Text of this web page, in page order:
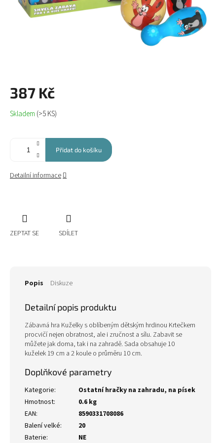
387 Kč
Měrná
cena:
Skladem (>5 KS)
Přidat do košíku
Detailní informace
ZEPTAT SE SDÍLET
Popis Diskuze
Detailní popis produktu
Zábavná hra Kuželky s oblíbeným dětským hrdinou Krtečkem
procvičí nejen obratnost, ale i zručnost a sílu. Zabavit se
můžete jak doma, tak i na zahradě. Sada obsahuje 10
kuželek 19 cm a 2 koule o průměru 10 cm.
Doplňkové parametry
Kategorie:
Ostatní hračky na zahradu, na písek
Hmotnost:
0.6 kg
EAN:
8590331708086
Balení velké:
20
Baterie: NE